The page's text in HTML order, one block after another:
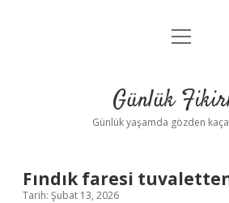
Anasayfa
Yasal Uyarı
menüyü
Günlük
Günlük yaşamda gözden
Fındık faresi tuvaletten
Tarih: Şubat 13, 2026